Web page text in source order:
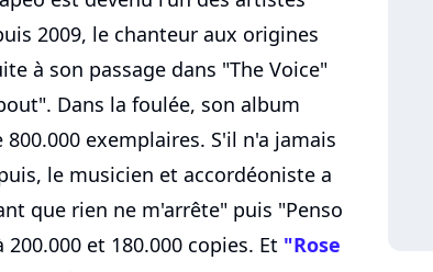
2009, le chanteur aux origines
à son passage dans "The Voice"
Dans la foulée, son album
exemplaires. S'il n'a jamais
le musicien et accordéoniste a
que rien ne m'arrête" puis "Penso
et 180.000 copies. Et "Rose